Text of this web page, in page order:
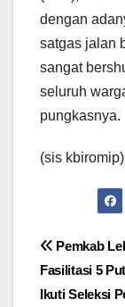
dengan
satgas jalan
sangat
seluruh
pungkasnya.
(sis kbiromip)
pos
Pemkab
Fasilitasi 5
Ikuti Seleksi